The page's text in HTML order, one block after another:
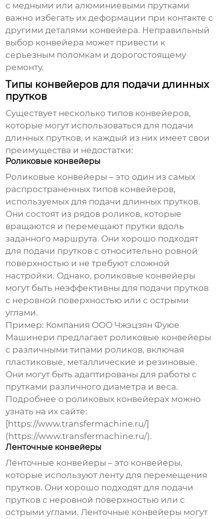
с медными или алюминиевыми прутками
важно избегать их деформации при контакте с
другими деталями конвейера. Неправильный
выбор конвейера может привести к
серьезным поломкам и дорогостоящему
ремонту.
Типы конвейеров для подачи длинных
прутков
Существует несколько типов конвейеров,
которые могут использоваться для подачи
длинных прутков, и каждый из них имеет свои
преимущества и недостатки:
Роликовые конвейеры
Роликовые конвейеры – это один из самых
распространенных типов конвейеров,
используемых для подачи длинных прутков.
Они состоят из рядов роликов, которые
вращаются и перемещают прутки вдоль
заданного маршрута. Они хорошо подходят
для подачи прутков с относительно ровной
поверхностью и не требуют сложной
настройки. Однако, роликовые конвейеры
могут быть неэффективны для подачи прутков
с неровной поверхностью или с острыми
углами.
Пример: Компания ООО Чжэцзян Фуюе
Машинери предлагает роликовые конвейеры
с различными типами роликов, включая
пластиковые, металлические и резиновые.
Они могут быть адаптированы для работы с
прутками различного диаметра и веса.
Подробнее о роликовых конвейерах можно
узнать на их сайте:
[https://www.transfermachine.ru/]
(https://www.transfermachine.ru/).
Ленточные конвейеры
Ленточные конвейеры – это конвейеры,
которые используют ленту для перемещения
прутков. Они хорошо подходят для подачи
прутков с неровной поверхностью или с
острыми углами. Ленточные конвейеры могут